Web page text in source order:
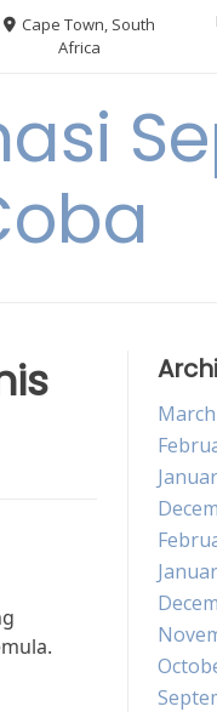
Cape Town, South
Africa